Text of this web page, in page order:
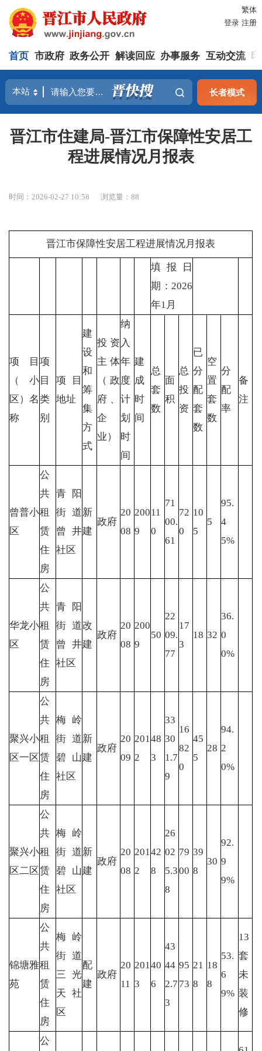
繁体
登录 注册
首页 市政府 政务公开 解读回应 办事服务 互动交流
长者模式
晋江市住建局-晋江市保障性安居工
程进展情况月报表
时间：2026-02-27 10:58 浏览量：88
晋江市保障性安居工程进展情况月报表
填报日
期：2026
年1月
项目
（小
区）名
称
项
目
类
别
项目
地址
建
设
和
筹
集
方
式
投资
主体
（政
府、
企
业）
纳
入
年
度
计
划
时
间
建
成
时
间
总
套
数
面
积
总
投
资
已
分
配
套
数
空
置
套
数
分
配
率
备
注
曾普小
区
公
共
租
赁
住
房
青阳
街道
曾井
社区
新
建
政府
20
08
200
9
11
0
71
00.
61
72
0
10
5
5
95.
4
5%
华龙小
区
公
共
租
赁
住
房
青阳
街道
曾井
社区
改
建
政府
20
08
200
9
50
22
09.
77
17
3
18 32
36.
0
0%
聚兴小
区一区
公
共
租
赁
住
房
梅岭
街道
碧山
社区
新
建
政府
20
09
201
2
48
3
33
30
1.7
9
16
82
0
45
5
28
94.
2
0%
聚兴小
区二区
公
共
租
赁
住
房
梅岭
街道
碧山
社区
新
建
政府
20
08
201
2
42
8
26
02
5.3
8
79
00
39
8
30
92.
9
9%
锦塘雅
苑
公
共
租
赁
住
房
梅岭
街道
三光
天社
区
配
建
政府
20
11
201
3
40
6
43
44
2.7
3
95
73
21
8
18
8
53.
6
9%
13
套
未
装
修
公